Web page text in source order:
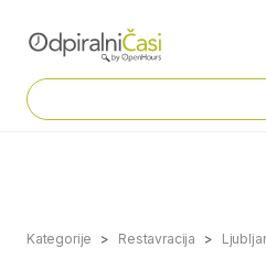
Kategorije Restavracija